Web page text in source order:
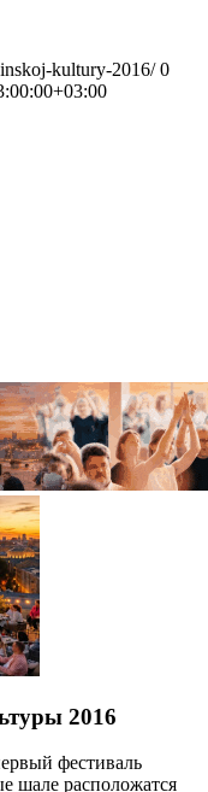
kultury-2016/ 0
2016
фестиваль
шале расположатся